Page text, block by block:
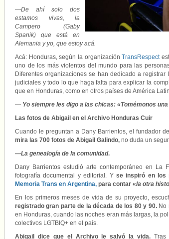
—De ahí solo dos
estamos vivas, la
Campero (Gaby
Spanik) que está en
Alemania y yo, que estoy acá.
Acá: Honduras, según la organizaciónTransRespect
uno de los más violentos del mundo para las
Diferentes organizaciones se han dedicado a
judiciales y todo lo que haga falta para explicar la
que en Honduras, como en otros países de América
— Yo siempre les digo a las chicas: «Tomémonos
Las fotos de Abigail en el Archivo Honduras Cuir
Cuando le preguntan a Dany Barrientos, el fundador
mira las 700 fotos de Abigail Galindo, no duda un
—La genealogía de la comunidad.
Dany Barrientos estudió arte contemporáneo en La
fotografía documental y editorial. Yse inspiró en los
Memoria Trans en Argentina, para contar «la otra
En los primeros meses de vida de su proyecto,
registrado gran parte de la década de los 80 y 90. No
en Honduras, cuando las noches eran más largas, la
colectivos LGTBIQ+ en el país.
Abigail dice que el Archivo le salvó la vida. Tras